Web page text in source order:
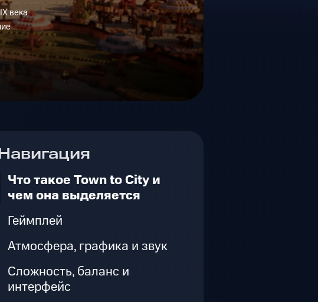
века.
Что такое Town to City и
чем она выделяется
Геймплей
Атмосфера, графика и звук
Сложность, баланс и
интерфейс